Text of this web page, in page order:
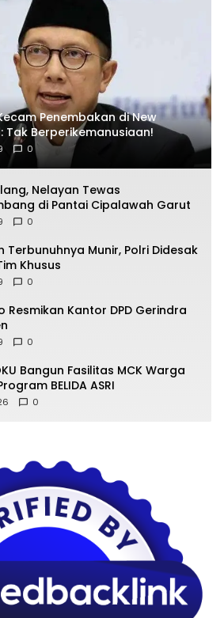
Penembakan di New
Tak Berperikemanusiaan!
0
Nelayan Tewas
di Pantai Cipalawah Garut
0
Terbunuhnya Munir, Polri Didesak
Khusus
0
Resmikan Kantor DPD Gerindra
0
Bangun Fasilitas MCK Warga
BELIDA ASRI
0